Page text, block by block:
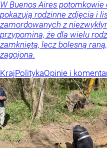
W Buenos Aires
pokazują rodzinne zdjęcia i
zamordowanych z
przypomina, że dla wielu
zamkniętą, lecz bolesną
zagojona.
KrajPolitykaOpinie i